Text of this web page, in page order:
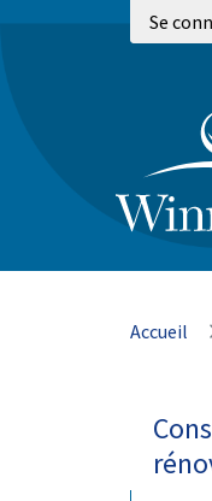
Se
Fil
Accueil